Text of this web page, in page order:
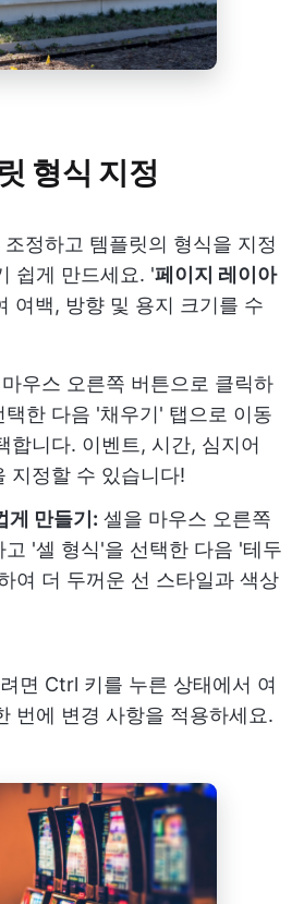
형식 지정
정하고 템플릿의 형식을 지정
쉽게 만드세요. '페이지 레이아
여백, 방향 및 용지 크기를 수
우스 오른쪽 버튼으로 클릭하
택한 다음 '채우기' 탭으로 이동
합니다. 이벤트, 시간, 심지어
지정할 수 있습니다!
게 만들기: 셀을 마우스 오른쪽
고 '셀 형식'을 선택한 다음 '테두
여 더 두꺼운 선 스타일과 색상
면 Ctrl 키를 누른 상태에서 여
번에 변경 사항을 적용하세요.